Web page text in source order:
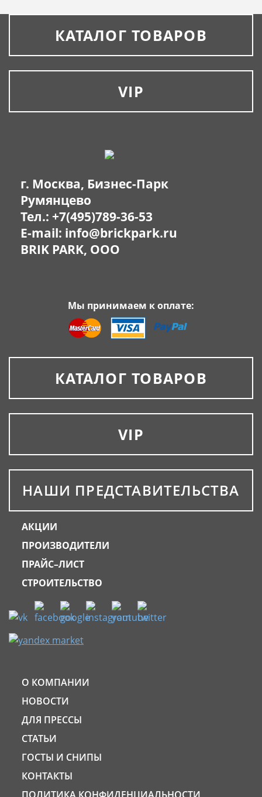
КАТАЛОГ ТОВАРОВ
VIP
г. Москва, Бизнес-Парк
Румянцево
Тел.: +7(495)789-36-53
E-mail: info@brickpark.ru
BRIK PARK, OOO
Мы принимаем к оплате:
КАТАЛОГ ТОВАРОВ
VIP
НАШИ ПРЕДСТАВИТЕЛЬСТВА
АКЦИИ
ПРОИЗВОДИТЕЛИ
ПРАЙС–ЛИСТ
СТРОИТЕЛЬСТВО
О КОМПАНИИ
НОВОСТИ
ДЛЯ ПРЕССЫ
СТАТЬИ
ГОСТЫ И СНИПЫ
КОНТАКТЫ